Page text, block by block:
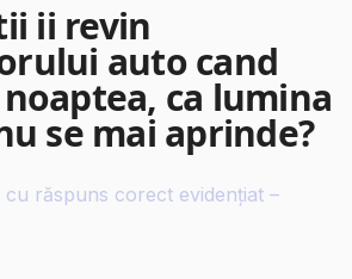
ii revin
auto cand
ca lumina
se mai aprinde?
cu răspuns corect evidențiat –